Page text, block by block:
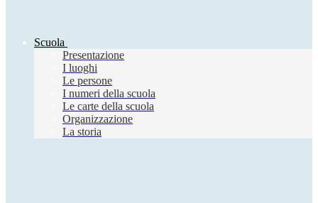
Scuola
Presentazione
I luoghi
Le persone
I numeri della scuola
Le carte della scuola
Organizzazione
La storia